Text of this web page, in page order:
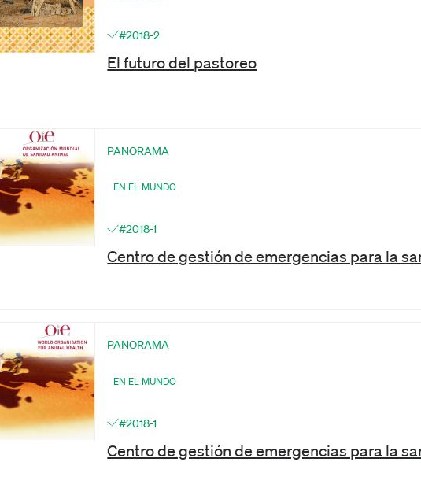
#2018-2
El futuro del pastoreo
PANORAMA
EN EL MUNDO
#2018-1
Centro de gestión de emergencias para la
PANORAMA
EN EL MUNDO
#2018-1
Centro de gestión de emergencias para la